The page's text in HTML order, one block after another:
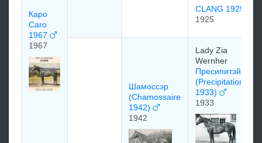
Каро
Caro
1967
1967
CLANG 1925
1925
Шамоссэр
(Chamossaire
1942)
1942
Lady Zia
Wernher
Пресипитэйшен
(Precipitation
1933)
1933